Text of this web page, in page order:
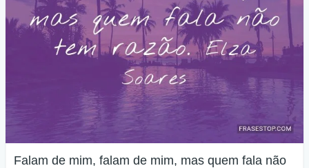
Falam de mim, falam de mim, mas quem fala não